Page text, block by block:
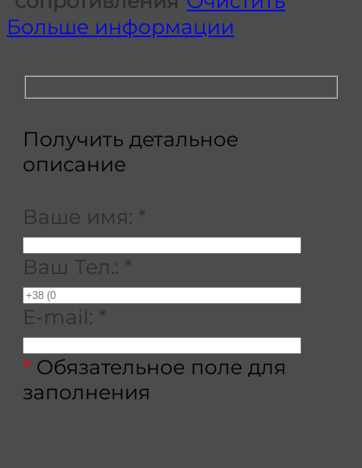
Больше информации
Получить детальное
описание
Ваше имя: *
Ваш Тел.: *
E-mail: *
* Обязательное поле для
заполнения